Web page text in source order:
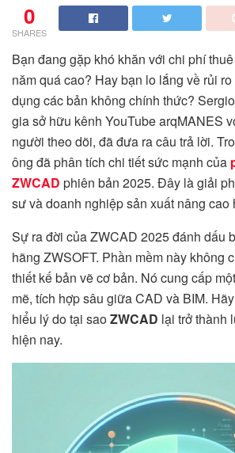
0
SHARES
Bạn đang gặp khó khăn với chi phí
năm quá cao? Hay bạn lo lắng về rủi
dụng các bản không chính thức?
gia sở hữu kênh YouTube arqMANES
người theo dõi, đã đưa ra câu trả lời.
ông đã phân tích chi tiết sức mạnh của
ZWCAD phiên bản 2025. Đây là giải
sư và doanh nghiệp sản xuất nâng cao
Sự ra đời của ZWCAD 2025 đánh dấu
hãng ZWSOFT. Phần mềm này không
thiết kế bản vẽ cơ bản. Nó cung cấp
mẽ, tích hợp sâu giữa CAD và BIM.
hiểu lý do tại saoZWCAD lại trở thành
hiện nay.